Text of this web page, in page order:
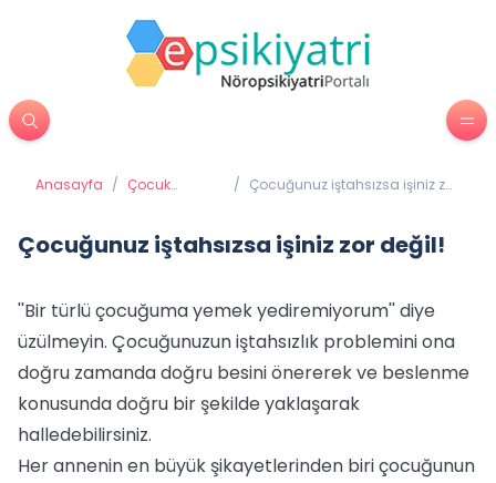
Anasayfa / Çocuk
/ Çocuğunuz iştahsızsa işiniz zor
Çocuğunuz iştahsızsa işiniz zor değil!
''Bir türlü çocuğuma yemek yediremiyorum'' diye
üzülmeyin. Çocuğunuzun iştahsızlık problemini ona
doğru zamanda doğru besini önererek ve beslenme
konusunda doğru bir şekilde yaklaşarak
halledebilirsiniz.
Her annenin en büyük şikayetlerinden biri çocuğunun